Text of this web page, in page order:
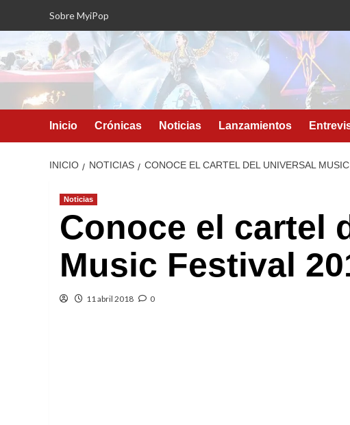
Sobre MyiPop
Inicio Crónicas Noticias Lanzamientos
INICIO NOTICIAS CONOCE EL CARTEL DEL UNIVERSAL
Noticias
Conoce el cartel
Music Festival
11 abril 2018 0